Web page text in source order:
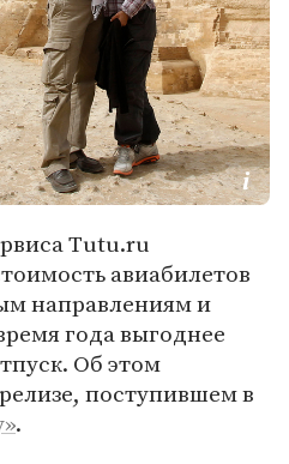
Tutu.ru
авиабилетов
направлениям и
года выгоднее
Об этом
поступившем в
.